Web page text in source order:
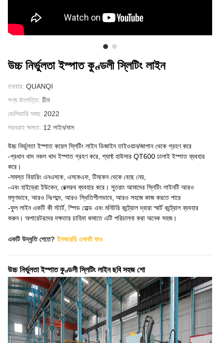
উচ্চ নির্ভুলতা ইস্পাত কুণ্ডলী স্লিটিং লাইন
তরবার: QUANQI
পণ্য উৎপত্তি: চীন
ডেলিভারি সময়: 2022
সরবরাহ ক্ষমতা: 12 লাইন/মাস
উচ্চ নির্ভুলতা ইস্পাত কয়েল স্লিটিং লাইন ডিজাইন তাইওয়ান/জাপান থেকে গ্রহণ করে
-প্রধান খাদ নকল খাদ ইস্পাত গ্রহণ করে, শ্যাফ্ট হাউসার QT600 ঢালাই ইস্পাত ব্যবহার
করে।
-সমস্ত বিয়ারিং এনএসকে, এসকেএফ, টিমকেন থেকে বেছে নেয়,
-এবং হাইড্রো ইউকেন, রেক্সরথ ব্যবহার করে। সুতরাং আমাদের স্লিটিং লাইনটি আরও
মসৃণভাবে, আরও নিঃশব্দে, আরও স্থিতিশীলভাবে, আরও সহজে কাজ করতে পারে
-ফুল লাইন একটি কী স্টার্ট, স্পিড হোল্ড এবং মনিটরি কন্ট্রোল দ্বারা স্মার্ট কন্ট্রোল ব্যবহার
করুন। অপারেটরদের দক্ষতার চাহিদা কমাতে এটি পরিচালনা করা অনেক সহজ।
একটি উদ্ধৃতি পেতে? ইনকয়েরি এখনই দাও
উচ্চ নির্ভুলতা ইস্পাত কুণ্ডলী স্লিটিং লাইন ছবি সহজ শো